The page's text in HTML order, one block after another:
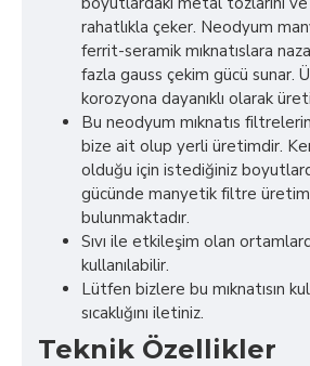
rahatlıkla çeker. Neodyum
ferrit-seramik mıknatıslara
fazla gauss çekim gücü sunar.
korozyona dayanıklı olarak
Bu neodyum mıknatıs
bize ait olup yerli üretimdir.
olduğu için istediğiniz
gücünde manyetik filtre
bulunmaktadır.
Sıvı ile etkileşim olan
kullanılabilir.
Lütfen bizlere bu mıknatısın
sıcaklığını iletiniz.
Teknik Özellikler